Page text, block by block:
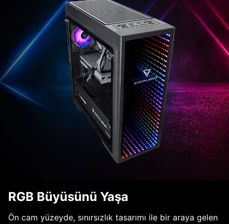
RGB Büyüsünü Yaşa
Ön cam yüzeyde, sınırsızlık tasarımı ile bir araya gelen